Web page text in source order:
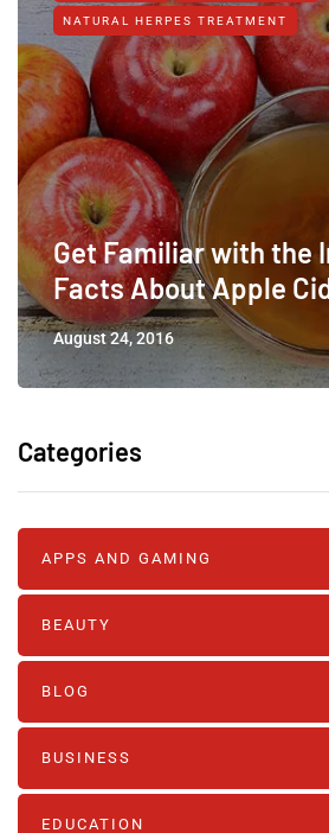
NATURAL HERPES TREATMENT‎
Get Familiar with the
Facts About Apple
August 24, 2016
Categories
APPS AND GAMING
BEAUTY
BLOG
BUSINESS
EDUCATION